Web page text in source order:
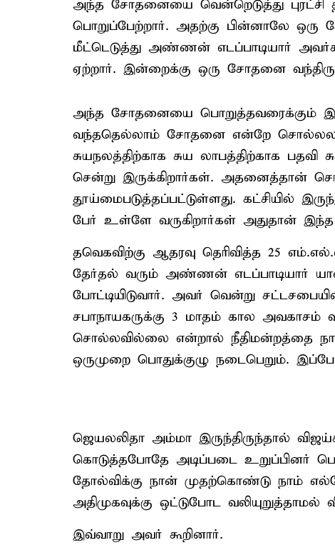
அந்த சோதனையை வென்றெடுத்து
பொறுப்பேற்றார். அதற்கு பின்னாலே
மீட்டெடுத்து அண்ணன் எடப்பாடியார்
ஏற்றார். இன்றைக்கு ஒரு சோதனை
அந்த சோதனையை பொறுத்தவரைக்கும்
வந்ததெல்லாம் சோதனை என்றே
சுயநலத்திற்காக சுய லாபத்திற்காக
சென்று இருக்கிறார்கள். அதனைத்தான்
தூய்மைபடுத்தப்பட்டுள்ளது. கட்சியில்
பேர் உள்ளே வருகிறார்கள் அதுதான்
தவெகவிற்கு ஆதரவு தெரிவித்த 25
தேர்தல் வரும் அண்ணன் எடப்பாடியார்
போட்டியிடுவார். அவர் வென்று
சபாநாயகருக்கு 3 மாதம் கால அவகாசம்
சொல்லவில்லை என்றால் நீதிமன்றத்தை
ஒருமுறை பொதுக்குழு நடைபெறும்.
ஜெயலலிதா அம்மா இருந்திருந்தால்
கொடுத்தபோதே அடிப்படை உறுப்பினர்
தோல்விக்கு நான் முதற்கொண்டு நாம்
அதிமுகவுக்கு ஒட்டுபோட வலியுறுத்தாமல்
இவ்வாறு அவர் கூறினார்.